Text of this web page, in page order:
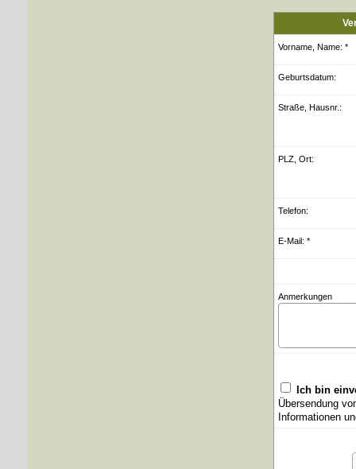
Vorname, Name: *
Geburts­datum:
Straße, Hausnr.:
PLZ, Ort:
Telefon:
E-Mail: *
Anmerkungen
Ich bin
Übersendung
Informationen